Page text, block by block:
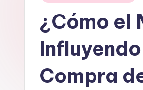
¿Cómo el
Compra